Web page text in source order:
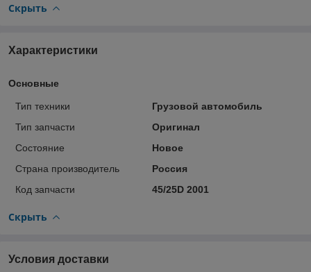
Скрыть
Характеристики
Основные
Тип техники
Грузовой автомобиль
Тип запчасти
Оригинал
Состояние
Новое
Страна производитель
Россия
Код запчасти
45/25D 2001
Скрыть
Условия доставки